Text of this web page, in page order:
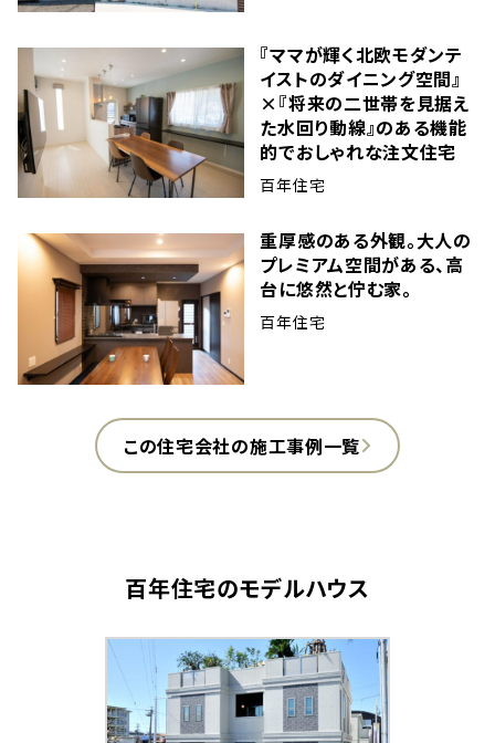
『ママが輝く北欧モダンテ
イストのダイニング空間』
×『将来の二世帯を見据え
た水回り動線』のある機能
的でおしゃれな注文住宅
百年住宅
重厚感のある外観。大人の
プレミアム空間がある、高
台に悠然と佇む家。
百年住宅
この住宅会社の施工事例一覧
百年住宅のモデルハウス